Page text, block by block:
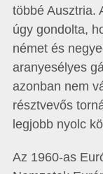
többé Ausztria.
úgy gondolta,
német és
aranyesélyes
azonban nem
résztvevős
legjobb nyolc
Az 1960-as